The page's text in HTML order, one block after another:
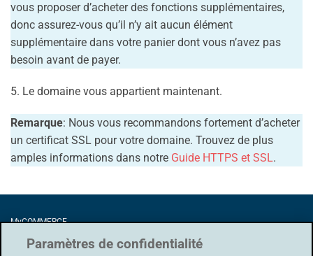
vous proposer d’acheter des fonctions supplémentaires,
donc assurez-vous qu’il n’y ait aucun élément
supplémentaire dans votre panier dont vous n’avez pas
besoin avant de payer.
5. Le domaine vous appartient maintenant.
Remarque: Nous vous recommandons fortement d’acheter
un certificat SSL pour votre domaine. Trouvez de plus
amples informations dans notre Guide HTTPS et SSL.
MyCOMMERCE
8005 Zürich
Paramètres de confidentialité